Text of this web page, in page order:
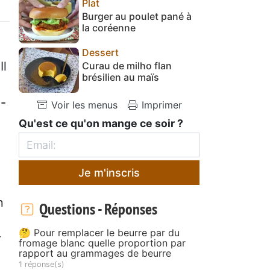
Plat
Burger au poulet pané à
la coréenne
Dessert
Curau de milho flan
brésilien au maïs
Voir les menus Imprimer
Qu'est ce qu'on mange ce soir ?
Je m'inscris
Questions - Réponses
🤔 Pour remplacer le beurre par du
fromage blanc quelle proportion par
rapport au grammages de beurre
1 réponse(s)